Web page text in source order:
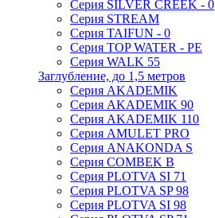
Серия SILVER CREEK - 0
Серия STREAM
Серия TAIFUN - 0
Серия TOP WATER - PE
Серия WALK 55
Заглубление, до 1,5 метров
Серия AKADEMIK
Серия AKADEMIK 90
Серия AKADEMIK 110
Серия AMULET PRO
Серия ANAKONDA S
Серия COMBEK B
Серия PLOTVA SI 71
Серия PLOTVA SP 98
Серия PLOTVA SI 98